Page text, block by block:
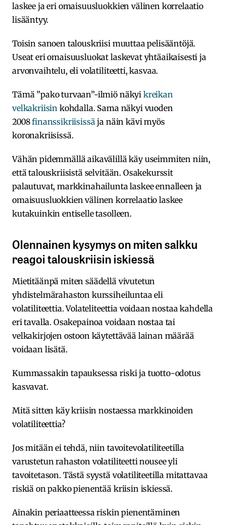
laskee ja eri omaisuusluokkien välinen korrelaatio
lisääntyy.
Toisin sanoen talouskriisi muuttaa pelisääntöjä.
Useat eri omaisuusluokat laskevat yhtäaikaisesti ja
arvonvaihtelu, eli volatiliteetti, kasvaa.
Tämä ”pako turvaan”-ilmiö näkyi kreikan
velkakriisin kohdalla. Sama näkyi vuoden
2008finanssikriisissä ja näin kävi myös
koronakriisissä.
Vähän pidemmällä aikavälillä käy useimmiten niin,
että talouskriisistä selvitään. Osakekurssit
palautuvat, markkinahailunta laskee ennalleen ja
omaisuusluokkien välinen korrelaatio laskee
kutakuinkin entiselle tasolleen.
Olennainen kysymys on miten salkku
reagoi talouskriisin iskiessä
Mietitäänpä miten säädellä vivutetun
yhdistelmärahaston kurssiheiluntaa eli
volatiliteettia. Volateliteettia voidaan nostaa kahdella
eri tavalla. Osakepainoa voidaan nostaa tai
velkakirjojen ostoon käytettävää lainan määrää
voidaan lisätä.
Kummassakin tapauksessa riski ja tuotto-odotus
kasvavat.
Mitä sitten käy kriisin nostaessa markkinoiden
volatiliteettia?
Jos mitään ei tehdä, niin tavoitevolatiliteetilla
varustetun rahaston volatiliteetti nousee yli
tavoitetason. Tästä syystä volatiliteetilla mitattavaa
riskiä on pakko pienentää kriisin iskiessä.
Ainakin periaatteessa riskin pienentäminen